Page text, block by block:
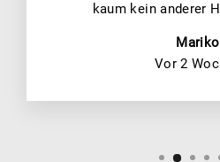
kaum kein anderer
Mariko
Vor 2